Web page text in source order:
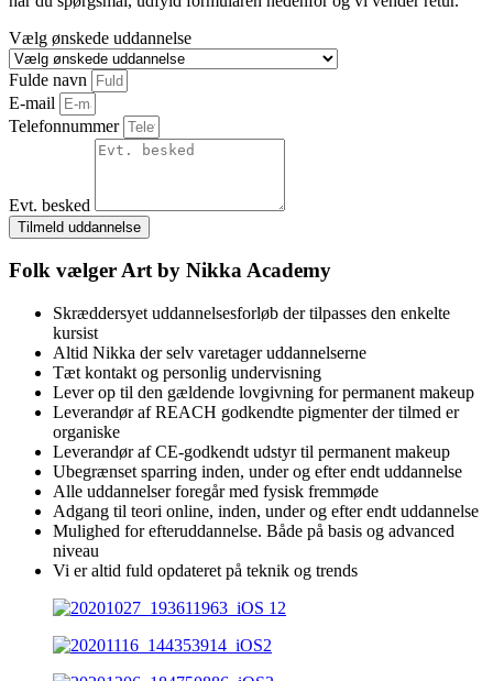
Vælg ønskede uddannelse
Fulde navn
E-mail
Telefonnummer
Evt. besked
Tilmeld uddannelse
Folk vælger Art by Nikka Academy
Skræddersyet uddannelsesforløb der tilpasses den enkelte
kursist
Altid Nikka der selv varetager uddannelserne
Tæt kontakt og personlig undervisning
Lever op til den gældende lovgivning for permanent makeup
Leverandør af REACH godkendte pigmenter der tilmed er
organiske
Leverandør af CE-godkendt udstyr til permanent makeup
Ubegrænset sparring inden, under og efter endt uddannelse
Alle uddannelser foregår med fysisk fremmøde
Adgang til teori online, inden, under og efter endt uddannelse
Mulighed for efteruddannelse. Både på basis og advanced
niveau
Vi er altid fuld opdateret på teknik og trends